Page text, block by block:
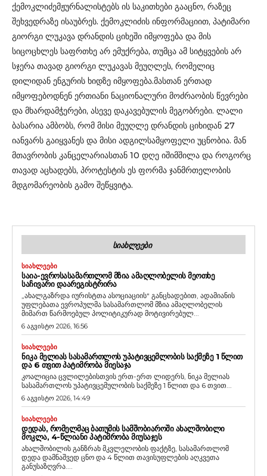
ქემოკლიძემჟურნალისტებს ის საკითხები გააცნო, რაზეც
შეხვედრაზე ისაუბრეს. ქემოკლიძის ინფორმაციით, პატიმარი
გიორგი ლუკავა დრანდის ციხეში იმყოფება და მის
სიცოცხლეს საფრთხე არ ემუქრება, თუმცა ამ სიტყვების არ
სჯერა თავად გიორგი ლუკავას მეუღლეს, რომელიც
დილიდან ენგურის ხიდზე იმყოფება.მასთან ერთად
იმყოფებოდნენ ერთიანი ნაციონალური მოძრაობის წევრები
და მხარდამჭერები, ასევე დაკავებულის მეგობრები. ლალი
ბასარია ამბობს, რომ მისი მეუღლე დრანდის ციხიდან 27
იანვარს გაიყვანეს და მისი ადგილსამყოფელი უცნობია. მან
მთავრობის კანცელარიასთან 10 დღე იშიმშილა და როგორც
თავად აცხადებს, პროტესტის ეს ფორმა ჯანმრთელობის
მდგომარეობის გამო შეწყვიტა.
ᲡᲘᲐᲮᲚᲔᲔᲑᲘ
ᲡᲘᲐᲮᲚᲔᲔᲑᲘ
ᲡᲐᲘᲐ-ᲔᲕᲠᲝᲡᲐᲡᲐᲛᲐᲠᲗᲚᲝᲛ ᲛᲖᲘᲐ ᲐᲛᲐᲦᲚᲝᲑᲔᲚᲘᲡ ᲛᲔᲝᲗᲮᲔ
ᲡᲐᲩᲘᲕᲐᲠᲘ ᲓᲐᲐᲠᲔᲒᲘᲡᲢᲠᲘᲠᲐ
„ახალგაზრდა იურისტთა ასოციაციის“ განცხადებით, ადამიანის
უფლებათა ევროპულმა სასამართლომ მზია ამაღლობელის
მიმართ წარმოებულ პოლიტიკურად მოტივირებულ...
6 აგვისტო 2026, 16:56
ᲡᲘᲐᲮᲚᲔᲔᲑᲘ
ᲜᲘᲙᲐ ᲛᲔᲚᲘᲐᲡ ᲡᲐᲡᲐᲛᲐᲠᲗᲚᲝᲡ ᲣᲞᲐᲢᲘᲕᲪᲔᲛᲚᲝᲑᲘᲡ ᲡᲐᲥᲛᲔᲖᲔ 1 ᲬᲚᲘᲗ
ᲓᲐ 6 ᲗᲕᲘᲗ ᲞᲐᲢᲘᲛᲠᲝᲑᲐ ᲛᲘᲔᲡᲐᲯᲐ
კოალიცია ცვლილებისთვის ერთ-ერთ ლიდერს, ნიკა მელიას
სასამართლოს უპატივცემულობის საქმეზე 1 წლით და 6 თვით...
6 აგვისტო 2026, 14:49
ᲡᲘᲐᲮᲚᲔᲔᲑᲘ
ᲓᲔᲓᲐᲡ, ᲠᲝᲛᲔᲚᲛᲐᲪ ᲑᲐᲗᲣᲛᲘᲡ ᲡᲐᲛᲨᲝᲑᲘᲐᲠᲝᲨᲘ ᲐᲮᲐᲚᲨᲝᲑᲘᲚᲘ
ᲛᲝᲙᲚᲐ, 4-ᲬᲚᲘᲐᲜᲘ ᲞᲐᲢᲘᲛᲠᲝᲑᲐ ᲛᲘᲣᲡᲐᲯᲔᲡ
ახალშობილის განზრახ მკვლელობის ფაქტზე, სასამართლომ
დედა დამნაშვედ ცნო და 4 წლით თავისუფლების აღკვეთა
განუსაზღვრა....